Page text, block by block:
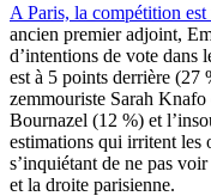
A Paris, la compétition est
ancien premier adjoint,
d’intentions de vote dans
est à 5 points derrière (27
zemmouriste Sarah
Bournazel (12 %) et
estimations qui irritent les
s’inquiétant de ne pas
et la droite parisienne.